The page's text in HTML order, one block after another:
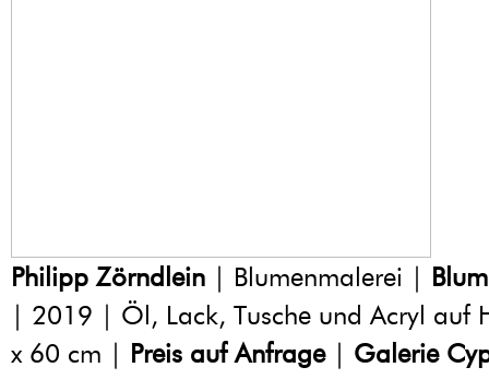
Philipp Zörndlein | Blumenmalerei |
| 2019 | Öl, Lack, Tusche und Acryl auf
x 60 cm | Preis auf Anfrage| Galerie